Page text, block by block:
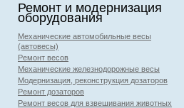
Ремонт и модернизация
оборудования
Механические автомобильные весы
(автовесы)
Ремонт весов
Механические железнодорожные весы
Модернизация, реконструкция дозаторов
Ремонт дозаторов
Ремонт весов для взвешивания животных